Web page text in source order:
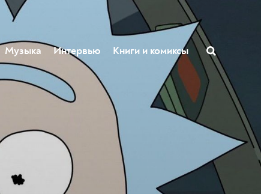
Музыка Интервью Книги и комиксы